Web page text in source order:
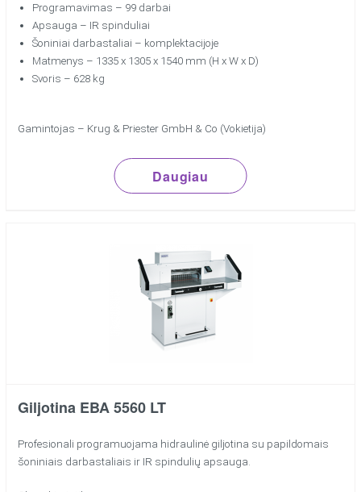
Programavimas – 99 darbai
Apsauga – IR spinduliai
Šoniniai darbastaliai – komplektacijoje
Matmenys – 1335 x 1305 x 1540 mm (H x W x D)
Svoris – 628 kg
Gamintojas – Krug & Priester GmbH & Co (Vokietija)
Daugiau
Giljotina EBA 5560 LT
Profesionali programuojama hidraulinė giljotina su papildomais
šoniniais darbastaliais ir IR spindulių apsauga.